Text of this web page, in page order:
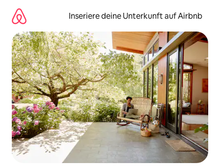
Inhalten
springen
Inseriere deine Unterkunft auf Airbnb